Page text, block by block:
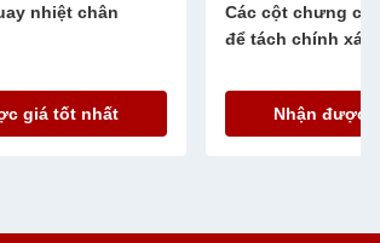
nhiệt chân
giá tốt nhất
Các cột chưng
để tách chính xác
Nhận được